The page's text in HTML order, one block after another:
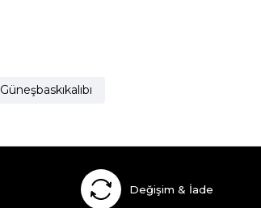
Güneşbaskıkalıbı
Değişim & İade